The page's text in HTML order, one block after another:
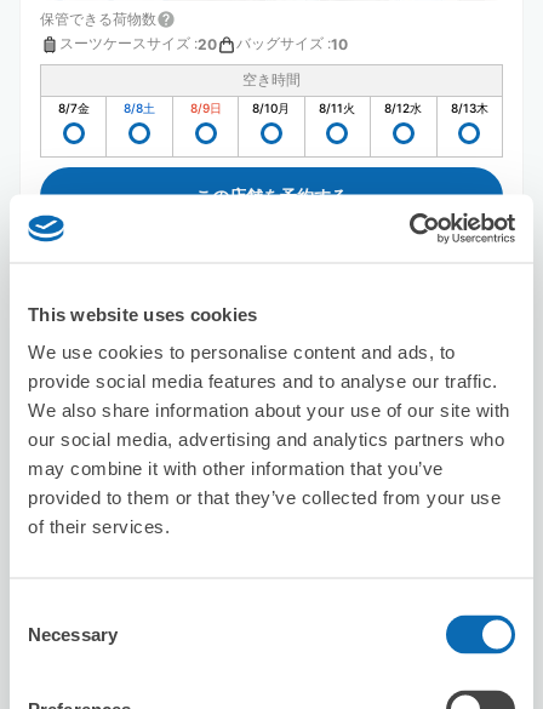
This website uses cookies
We use cookies to personalise content and ads, to
provide social media features and to analyse our traffic.
We also share information about your use of our site with
our social media, advertising and analytics partners who
may combine it with other information that you’ve
provided to them or that they’ve collected from your use
of their services.
Selection
Necessary
保管できる荷物数
スーツケースサイズ :20 バッグサイズ :10
空き時間
8/7金 8/8土 8/9日 8/10月 8/11火 8/12水 8/13木
この店舗を予約する
日本旅行 TiS梅田支店(JR大阪駅桜橋口
改札横）
本日の営業時間 : 10:30〜17:00
5.0★★ ★★ ★
★★ ★★ ★4件